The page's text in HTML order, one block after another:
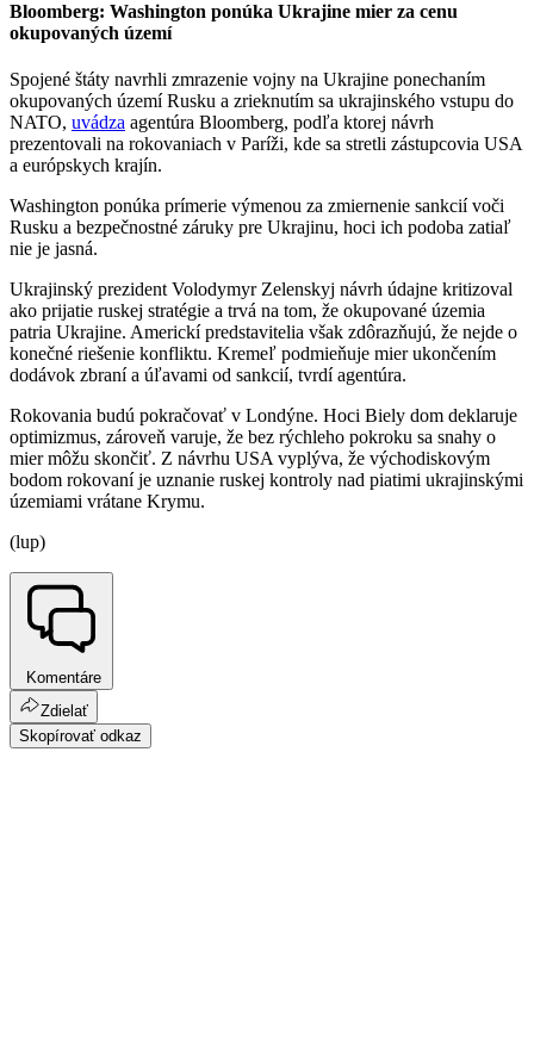
Bloomberg: Washington ponúka Ukrajine mier za cenu
okupovaných území
Spojené štáty navrhli zmrazenie vojny na Ukrajine ponechaním
okupovaných území Rusku a zrieknutím sa ukrajinského vstupu do
NATO, uvádza agentúra Bloomberg, podľa ktorej návrh
prezentovali na rokovaniach v Paríži, kde sa stretli zástupcovia USA
a európskych krajín.
Washington ponúka prímerie výmenou za zmiernenie sankcií voči
Rusku a bezpečnostné záruky pre Ukrajinu, hoci ich podoba zatiaľ
nie je jasná.
Ukrajinský prezident Volodymyr Zelenskyj návrh údajne kritizoval
ako prijatie ruskej stratégie a trvá na tom, že okupované územia
patria Ukrajine. Americkí predstavitelia však zdôrazňujú, že nejde o
konečné riešenie konfliktu. Kremeľ podmieňuje mier ukončením
dodávok zbraní a úľavami od sankcií, tvrdí agentúra.
Rokovania budú pokračovať v Londýne. Hoci Biely dom deklaruje
optimizmus, zároveň varuje, že bez rýchleho pokroku sa snahy o
mier môžu skončiť. Z návrhu USA vyplýva, že východiskovým
bodom rokovaní je uznanie ruskej kontroly nad piatimi ukrajinskými
územiami vrátane Krymu.
(lup)
Komentáre
Zdielať
Skopírovať odkaz